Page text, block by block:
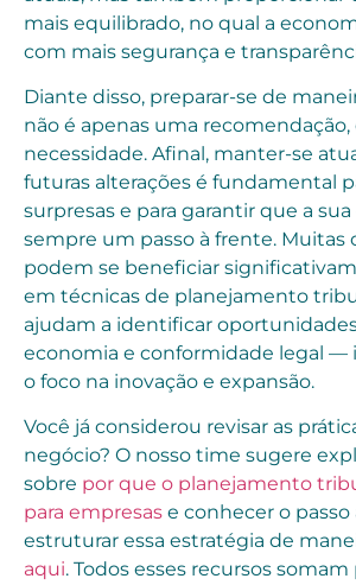
mais equilibrado, no qual a
com mais segurança e
Diante disso, preparar-se de
não é apenas uma
necessidade. Afinal, manter-se
futuras alterações é fundamental
surpresas e para garantir que a
sempre um passo à frente. Muitas
podem se beneficiar
em técnicas de planejamento
ajudam a identificar
economia e conformidade legal —
o foco na inovação e expansão.
Você já considerou revisar as
negócio? O nosso time sugere
sobre por que o planejamento
para empresas e conhecer o passo
estruturar essa estratégia de
aqui. Todos esses recursos